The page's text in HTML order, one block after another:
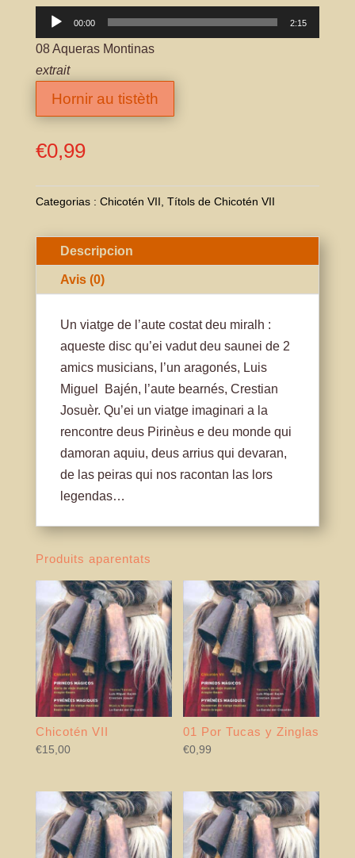
Lector
àudio
00:00 2:15
08 Aqueras Montinas
extrait
Hornir au tistèth
€0,99
Categorias : Chicotén VII, Títols de Chicotén VII
Descripcion
Avis (0)
Un viatge de l’aute costat deu miralh :
aqueste disc qu’ei vadut deu saunei de 2
amics musicians, l’un aragonés, Luis
Miguel Bajén, l’aute bearnés, Crestian
Josuèr. Qu’ei un viatge imaginari a la
rencontre deus Pirinèus e deu monde qui
damoran aquiu, deus arrius qui devaran,
de las peiras qui nos racontan las lors
legendas…
Produits aparentats
Chicotén VII
€15,00
01 Por Tucas y Zinglas
€0,99